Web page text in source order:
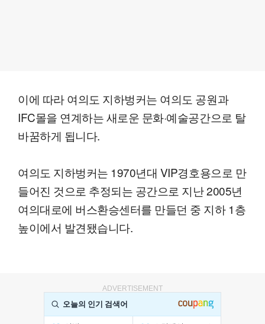
이에 따라 여의도 지하벙커는 여의도 공원과
IFC몰을 연계하는 새로운 문화·예술공간으로 탈
바꿈하게 됩니다.
여의도 지하벙커는 1970년대 VIP경호용으로 만
들어진 것으로 추정되는 공간으로 지난 2005년
여의대로에 버스환승센터를 만들던 중 지하 1층
높이에서 발견됐습니다.
ADVERTISEMENT